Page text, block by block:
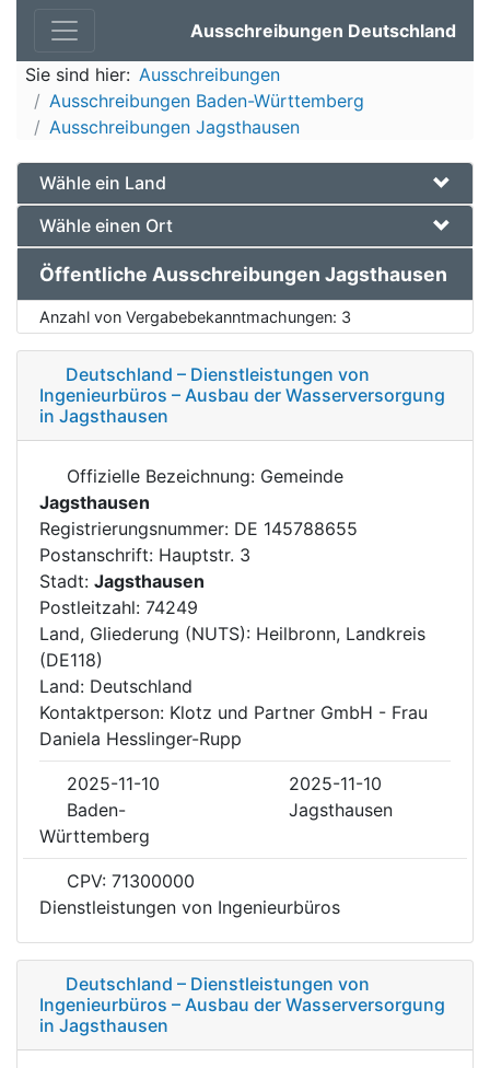
Ausschreibungen Deutschland
Sie sind hier: Ausschreibungen
Ausschreibungen Baden-Württemberg
Ausschreibungen Jagsthausen
Wähle ein Land
Wähle einen Ort
Öffentliche Ausschreibungen Jagsthausen
Anzahl von Vergabebekanntmachungen: 3
Deutschland – Dienstleistungen von
Ingenieurbüros – Ausbau der Wasserversorgung
in Jagsthausen
Offizielle Bezeichnung: Gemeinde
Jagsthausen
Registrierungsnummer: DE 145788655
Postanschrift: Hauptstr. 3
Stadt: Jagsthausen
Postleitzahl: 74249
Land, Gliederung (NUTS): Heilbronn, Landkreis
(DE118)
Land: Deutschland
Kontaktperson: Klotz und Partner GmbH - Frau
Daniela Hesslinger-Rupp
2025-11-10
2025-11-10
Baden-
Württemberg
Jagsthausen
CPV: 71300000
Dienstleistungen von Ingenieurbüros
Deutschland – Dienstleistungen von
Ingenieurbüros – Ausbau der Wasserversorgung
in Jagsthausen